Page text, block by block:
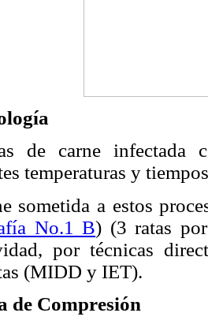
de carne infectada
temperaturas y
sometida a estos
No.1 B) (3 ratas
por técnicas
(MIDD y IET).
de Compresión